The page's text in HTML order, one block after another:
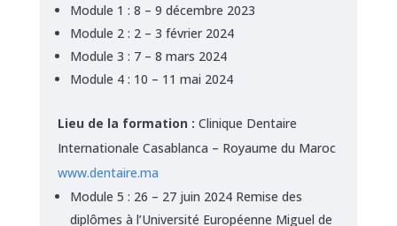
Module 1 : 8 – 9 décembre 2023
Module 2 : 2 – 3 février 2024
Module 3 : 7 – 8 mars 2024
Module 4 : 10 – 11 mai 2024
Lieu de la formation : Clinique Dentaire
Internationale Casablanca – Royaume du Maroc
www.dentaire.ma
Module 5 : 26 – 27 juin 2024 Remise des
diplômes à l’Université Européenne Miguel de